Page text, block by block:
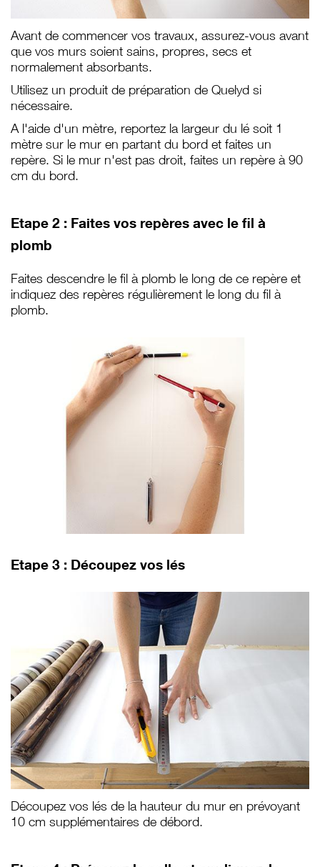
Avant de commencer vos travaux, assurez-vous avant
que vos murs soient sains, propres, secs et
normalement absorbants.
Utilisez un produit de préparation de Quelyd si
nécessaire.
A l'aide d'un mètre, reportez la largeur du lé soit 1
mètre sur le mur en partant du bord et faites un
repère. Si le mur n'est pas droit, faites un repère à 90
cm du bord.
Etape 2 : Faites vos repères avec le fil à
plomb
Faites descendre le fil à plomb le long de ce repère et
indiquez des repères régulièrement le long du fil à
plomb.
Etape 3 : Découpez vos lés
Découpez vos lés de la hauteur du mur en prévoyant
10 cm supplémentaires de débord.